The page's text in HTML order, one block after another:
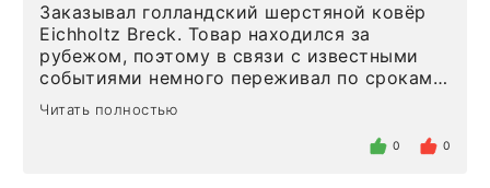
Заказывал голландский шерстяной ковёр
Eichholtz Breck. Товар находился за
рубежом, поэтому в связи с известными
событиями немного переживал по срокам.
Но homeadore привезли ровно в
определенное в договоре время, без
Читать полностью
0 0